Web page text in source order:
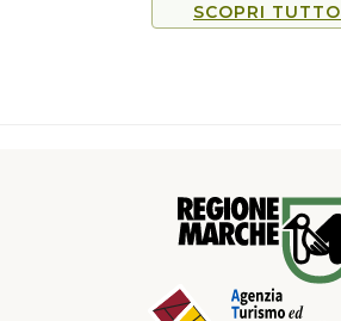
SCOPRI TUTTO